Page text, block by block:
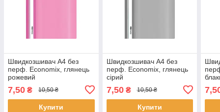
Швидкозшивач А4 без
перф. Economix, глянець
рожевий
7,50 ₴ 10,50 ₴
Купити
Швидкозшивач А4 без
перф. Economix, глянець
сірий
7,50₴ 10,50 ₴
Купити